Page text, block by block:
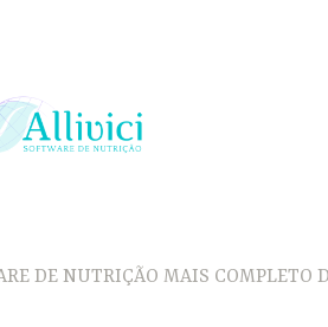
DE NUTRIÇÃO MAIS COMPLETO